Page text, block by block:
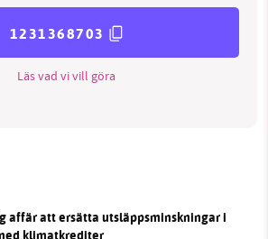
1231368703
Läs vad vi vill göra
affär att ersätta utsläppsminskningar i